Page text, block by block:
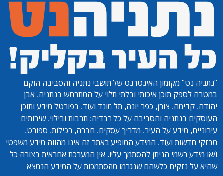
נט"מקומון האינטרנט של תושבי נתניה והסביבה הוקם
לספק תוכן איכותי ובלתי תלוי על המתרחש בנתניה, אבן
קדימה, צורן, כפר יונה, תל מונד ועוד. בפורטל מידע ותוכן
בנתניה והסביבה על כל רבדיה: תרבות ובילוי, שירותים
מידע על העיר, מדריך עסקים, חברה, רכילות, ספורט,
חדשות ועוד. המידע המופיע באתר זה אינו מהווה מידע משפטי
רשמי הניתן להסתמך עליו. אין המערכת אחראית בצורה כל
על נזקים כלשהם שנגרמו מהסתמכות על המידע הנמצא